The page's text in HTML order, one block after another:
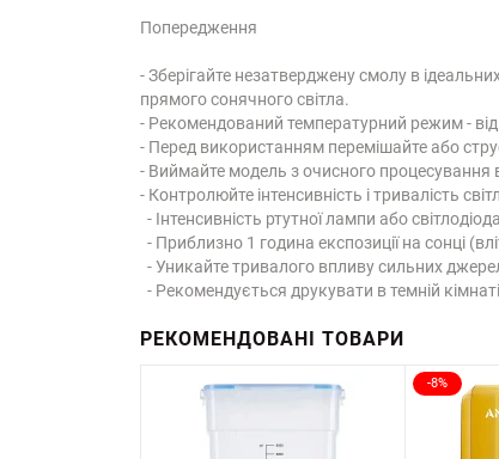
Попередження
- Зберігайте незатверджену смолу в
прямого сонячного світла.
- Рекомендований температурний режим - від
- Перед використанням перемішайте або
- Виймайте модель з очисного процесування
- Контролюйте інтенсивність і тривалість
- Інтенсивність ртутної лампи або
- Приблизно 1 година експозиції на сонці
- Уникайте тривалого впливу сильних
- Рекомендується друкувати в темній
РЕКОМЕНДОВАНІ ТОВАРИ
-8%